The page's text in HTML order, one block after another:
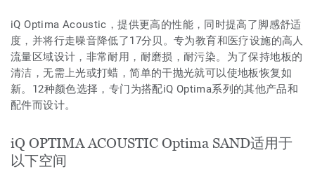
iQ Optima Acoustic，提供更高的性能，同时提高了脚感舒适
度，并将行走噪音降低了17分贝。专为教育和医疗设施的高人
流量区域设计，非常耐用，耐磨损，耐污染。为了保持地板的
清洁，无需上光或打蜡，简单的干抛光就可以使地板恢复如
新。12种颜色选择，专门为搭配iQ Optima系列的其他产品和
配件而设计。
iQ OPTIMA ACOUSTIC Optima SAND适用于
以下空间